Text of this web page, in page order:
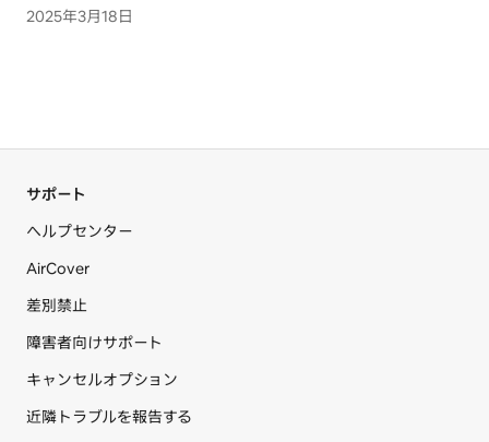
2025年3月18日
サポート
ヘルプセンター
AirCover
差別禁止
障害者向けサポート
キャンセルオプション
近隣トラブルを報告する